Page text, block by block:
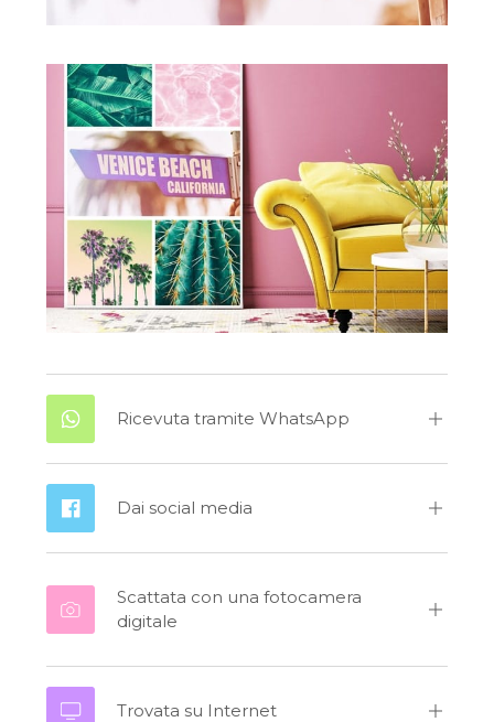
Ricevuta tramite WhatsApp
Dai social media
Scattata con una fotocamera
digitale
Trovata su Internet